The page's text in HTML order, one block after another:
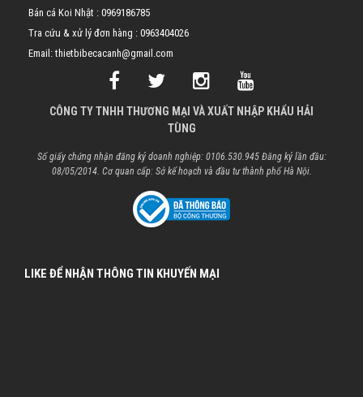
Bán cá Koi Nhật : 0969186785
Tra cứu & xử lý đơn hàng : 0963404026
Email: thietbibecacanh@gmail.com
CÔNG TY TNHH THƯƠNG MẠI VÀ XUẤT NHẬP KHẨU HẢI
TÙNG
Số giấy chứng nhận đăng ký doanh nghiệp: 0106.530.945 Đăng ký lần đầu:
08/05/2014. Cơ quan cấp: Sở kế hoạch và đầu tư thành phố Hà Nội.
LIKE ĐỂ NHẬN THÔNG TIN KHUYẾN MẠI